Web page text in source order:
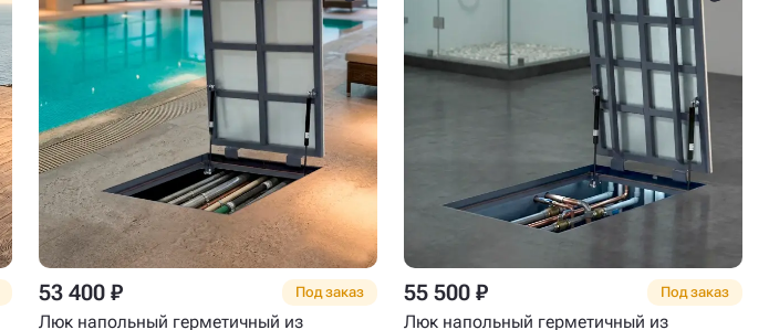
53 400 ₽ Под заказ
Люк напольный герметичный из
55 500 ₽ Под заказ
Люк напольный герметичный из